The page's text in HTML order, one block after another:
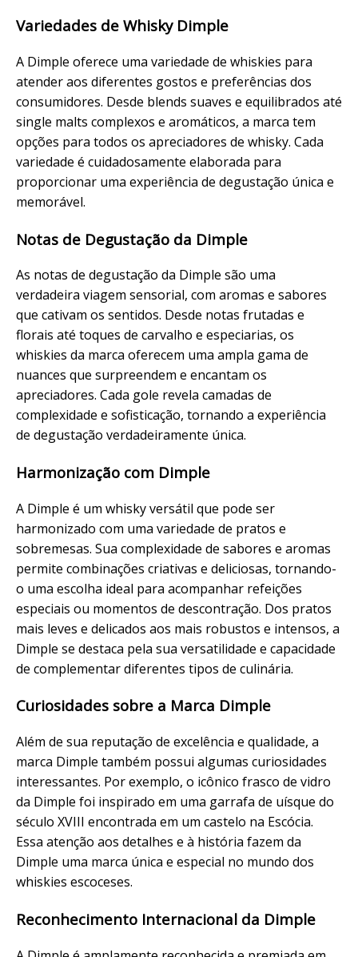
Variedades de Whisky Dimple
A Dimple oferece uma variedade de whiskies para
atender aos diferentes gostos e preferências dos
consumidores. Desde blends suaves e equilibrados até
single malts complexos e aromáticos, a marca tem
opções para todos os apreciadores de whisky. Cada
variedade é cuidadosamente elaborada para
proporcionar uma experiência de degustação única e
memorável.
Notas de Degustação da Dimple
As notas de degustação da Dimple são uma
verdadeira viagem sensorial, com aromas e sabores
que cativam os sentidos. Desde notas frutadas e
florais até toques de carvalho e especiarias, os
whiskies da marca oferecem uma ampla gama de
nuances que surpreendem e encantam os
apreciadores. Cada gole revela camadas de
complexidade e sofisticação, tornando a experiência
de degustação verdadeiramente única.
Harmonização com Dimple
A Dimple é um whisky versátil que pode ser
harmonizado com uma variedade de pratos e
sobremesas. Sua complexidade de sabores e aromas
permite combinações criativas e deliciosas, tornando-
o uma escolha ideal para acompanhar refeições
especiais ou momentos de descontração. Dos pratos
mais leves e delicados aos mais robustos e intensos, a
Dimple se destaca pela sua versatilidade e capacidade
de complementar diferentes tipos de culinária.
Curiosidades sobre a Marca Dimple
Além de sua reputação de excelência e qualidade, a
marca Dimple também possui algumas curiosidades
interessantes. Por exemplo, o icônico frasco de vidro
da Dimple foi inspirado em uma garrafa de uísque do
século XVIII encontrada em um castelo na Escócia.
Essa atenção aos detalhes e à história fazem da
Dimple uma marca única e especial no mundo dos
whiskies escoceses.
Reconhecimento Internacional da Dimple